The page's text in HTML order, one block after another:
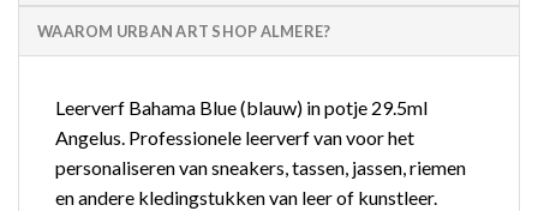
WAAROM URBAN ART SHOP ALMERE?
Leerverf Bahama Blue (blauw) in potje 29.5ml
Angelus. Professionele leerverf van voor het
personaliseren van sneakers, tassen, jassen, riemen
en andere kledingstukken van leer of kunstleer.